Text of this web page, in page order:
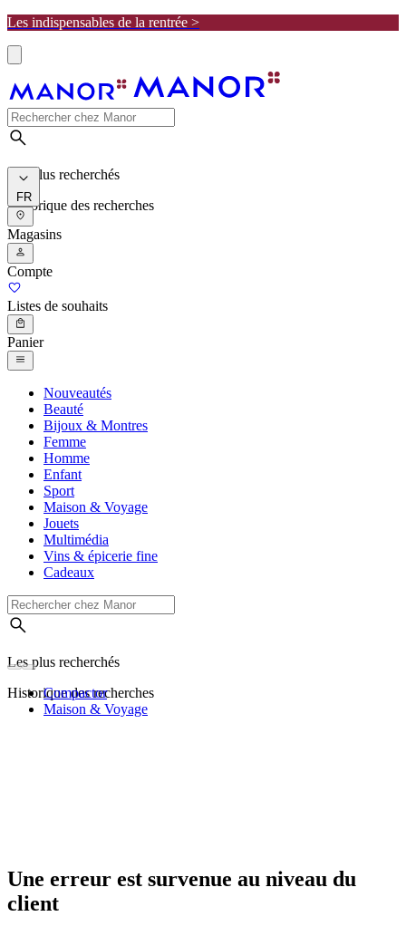
Les indispensables de la rentrée >
Les plus recherchés
Historique des recherches
FR
Magasins
Compte
Listes de souhaits
Panier
Nouveautés
Beauté
Bijoux & Montres
Femme
Homme
Enfant
Sport
Maison & Voyage
Jouets
Multimédia
Vins & épicerie fine
Cadeaux
Les plus recherchés
Historique des recherches
Compactor
Maison & Voyage
Une erreur est survenue au niveau du
client